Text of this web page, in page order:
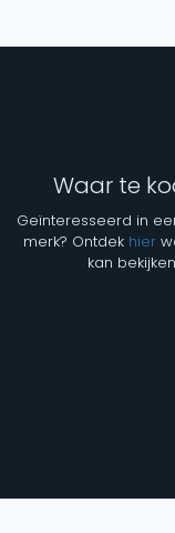
Waar te
Geïnteresseerd in
merk? Ontdek hier
kan